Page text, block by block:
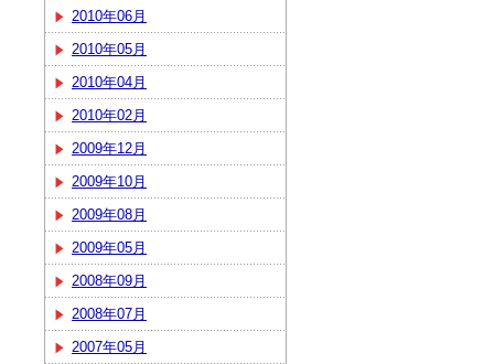
2010年06月
2010年05月
2010年04月
2010年02月
2009年12月
2009年10月
2009年08月
2009年05月
2008年09月
2008年07月
2007年05月